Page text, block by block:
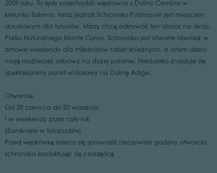
2009 roku. To tędy przechodzili wędrowcy z Doliny Cembra w
kierunku Salorno, teraz jednak Schronisko Potzmauer jest miejscem
docelowym dla turystów, którzy chcą odkrywać ten obszar na skraju
Parku Naturalnego Monte Corno. Schronisko jest otwarte również w
zimowe weekendy dla miłośników rakiet śnieżnych, a latem dzieci
mają możliwość zabawy na dużej polanie. Niedaleko znajduje się
spektakularny punkt widokowy na Dolinę Adige.
Otwarcie
Od 20 czerwca do 20 września
I w weekendy przez cały rok
(Zamknięte w listopadzie)
Przed wędrówką zaleca się sprawdzić rzeczywiste godziny otwarcia
schroniska kontaktując się z zarządcą